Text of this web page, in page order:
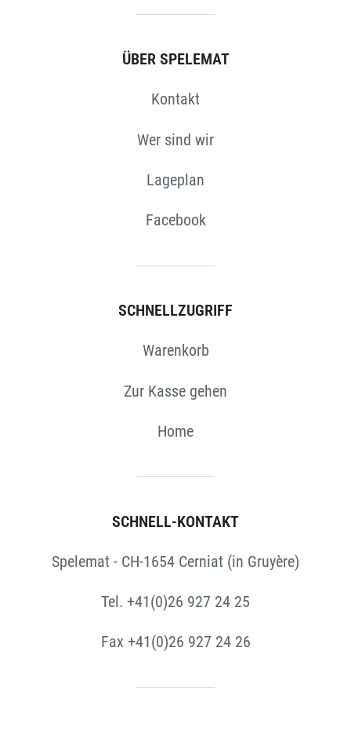
ÜBER SPELEMAT
Kontakt
Wer sind wir
Lageplan
Facebook
SCHNELLZUGRIFF
Warenkorb
Zur Kasse gehen
Home
SCHNELL-KONTAKT
Spelemat - CH-1654 Cerniat (in Gruyère)
Tel. +41(0)26 927 24 25
Fax +41(0)26 927 24 26